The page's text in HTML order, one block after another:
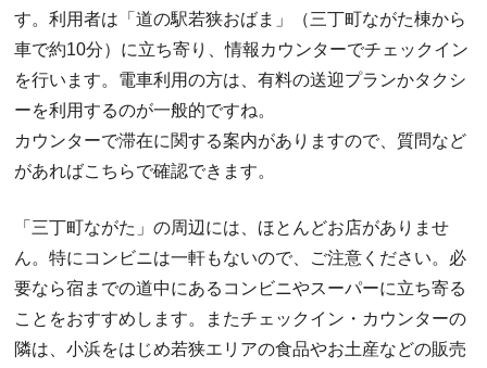
す。利用者は「道の駅若狭おばま」（三丁町ながた棟から
車で約10分）に立ち寄り、情報カウンターでチェックイン
を行います。電車利用の方は、有料の送迎プランかタクシ
ーを利用するのが一般的ですね。
カウンターで滞在に関する案内がありますので、質問など
があればこちらで確認できます。
「三丁町ながた」の周辺には、ほとんどお店がありませ
ん。特にコンビニは一軒もないので、ご注意ください。必
要なら宿までの道中にあるコンビニやスーパーに立ち寄る
ことをおすすめします。またチェックイン・カウンターの
隣は、小浜をはじめ若狭エリアの食品やお土産などの販売